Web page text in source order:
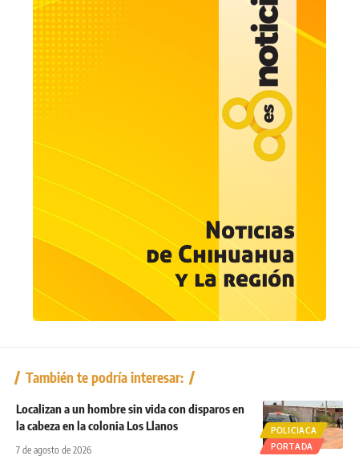
También te podría interesar:
POLICIACA
PORTADA
Localizan a un hombre sin vida con disparos en
la cabeza en la colonia Los Llanos
7 de agosto de 2026